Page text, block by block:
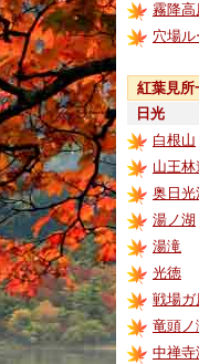
霧降高
穴場ル
紅葉見所
日光
白根山
山王林
奥日光
湯ノ湖
湯滝
光徳
戦場ガ
竜頭ノ
中禅寺